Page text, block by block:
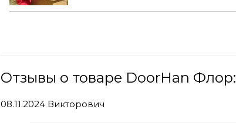
Отзывы о товаре DoorHan Флор:
08.11.2024 Викторович